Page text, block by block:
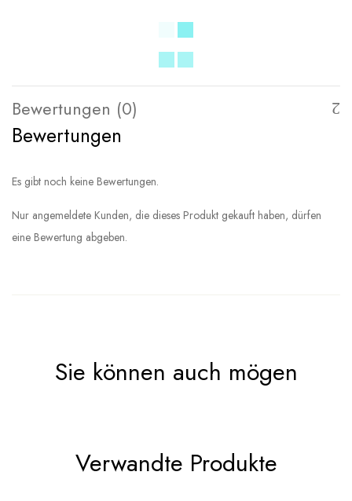
Bewertungen (0)
Bewertungen
Es gibt noch keine Bewertungen.
Nur angemeldete Kunden, die dieses Produkt gekauft haben, dürfen
eine Bewertung abgeben.
Sie können auch mögen
Verwandte Produkte